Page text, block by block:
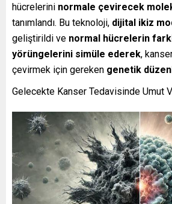
hücrelerini normale çevirecek
tanımlandı. Bu teknoloji, dijital ikiz
geliştirildi ve normal hücrelerin
yörüngelerini simüle ederek,
çevirmek için gereken genetik
Gelecekte Kanser Tedavisinde Umut